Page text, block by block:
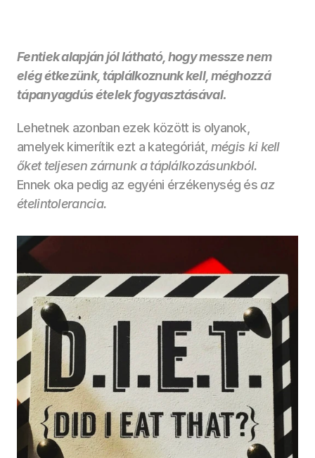
Fentiek alapján jól látható, hogy messze nem
elég étkezünk, táplálkoznunk kell, méghozzá
tápanyagdús ételek fogyasztásával.
Lehetnek azonban ezek között is olyanok,
amelyek kimerítik ezt a kategóriát, mégis ki kell
őket teljesen zárnunk a táplálkozásunkból.
Ennek oka pedig az egyéni érzékenység és az
ételintolerancia.